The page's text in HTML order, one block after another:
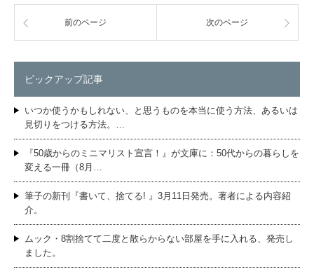
前のページ 次のページ
ピックアップ記事
いつか使うかもしれない、と思うものを本当に使う方法、あるいは
見切りをつける方法。…
『50歳からのミニマリスト宣言！』が文庫に：50代からの暮らしを
変える一冊（8月…
筆子の新刊『書いて、捨てる! 』3月11日発売。著者による内容紹
介。
ムック・8割捨てて二度と散らからない部屋を手に入れる、発売し
ました。